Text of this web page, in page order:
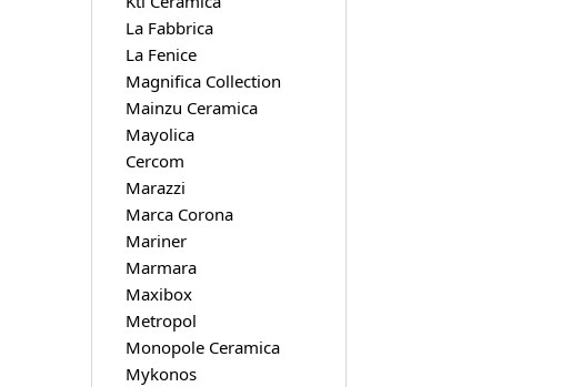
La Fabbrica
La Fenice
Magnifica Collection
Mainzu Ceramica
Mayolica
Cercom
Marazzi
Marca Corona
Mariner
Marmara
Maxibox
Metropol
Monopole Ceramica
Mykonos